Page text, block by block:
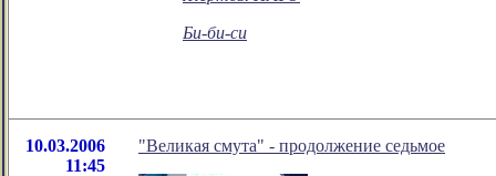
Би-би-си
10.03.2006
11:45
"Великая смута" - продолжение седьмое